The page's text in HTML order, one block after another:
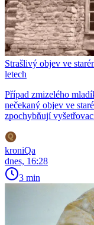
Strašlivý objev ve
letech
Případ zmizelého
nečekaný objev ve
zpochybňují
kroniQa
dnes, 16:28
3 min